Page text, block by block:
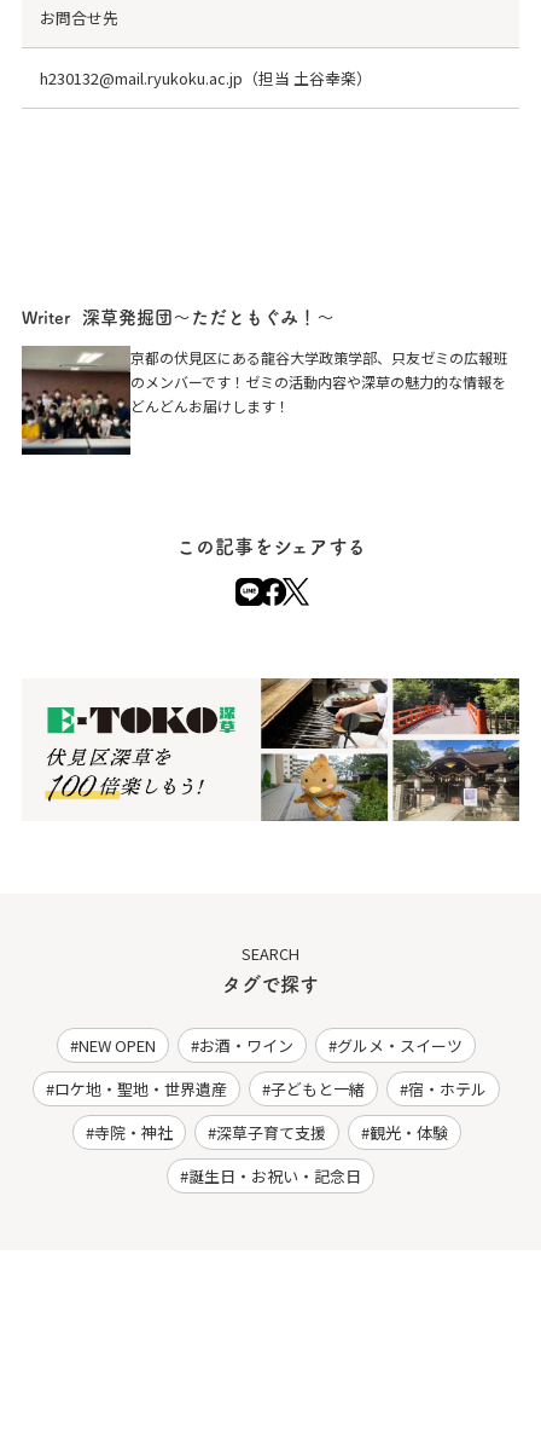
お問合せ先
h230132@mail.ryukoku.ac.jp（担当 土谷幸楽）
Writer 深草発掘団〜ただともぐみ！〜
京都の伏見区にある龍谷大学政策学部、只友ゼミの広報班
のメンバーです！ゼミの活動内容や深草の魅力的な情報を
どんどんお届けします！
この記事をシェアする
SEARCH
タグで探す
NEW OPEN お酒・ワイン
グルメ・スイーツ
ロケ地・聖地・世界遺産
子どもと一緒
宿・ホテル
寺院・神社
深草子育て支援
観光・体験
誕生日・お祝い・記念日